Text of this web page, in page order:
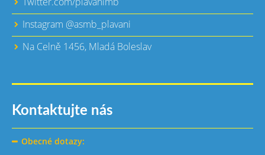
Instagram @asmb_plavani
Na Celně 1456, Mladá Boleslav
Kontaktujte nás
Obecné dotazy: